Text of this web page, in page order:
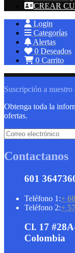
CREAR
Login
Categorías
Alertas
0 Deseados
0 Carrito
Suscripción a nuestro
Obtenga toda la
ofertas.
Contactanos
601
Teléfono 1:+
Teléfono 2:+
Cl. 17
Colombia